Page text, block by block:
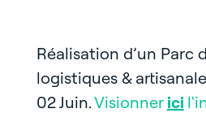
Réalisation d’un Parc
logistiques &
02 Juin.Visionnerici